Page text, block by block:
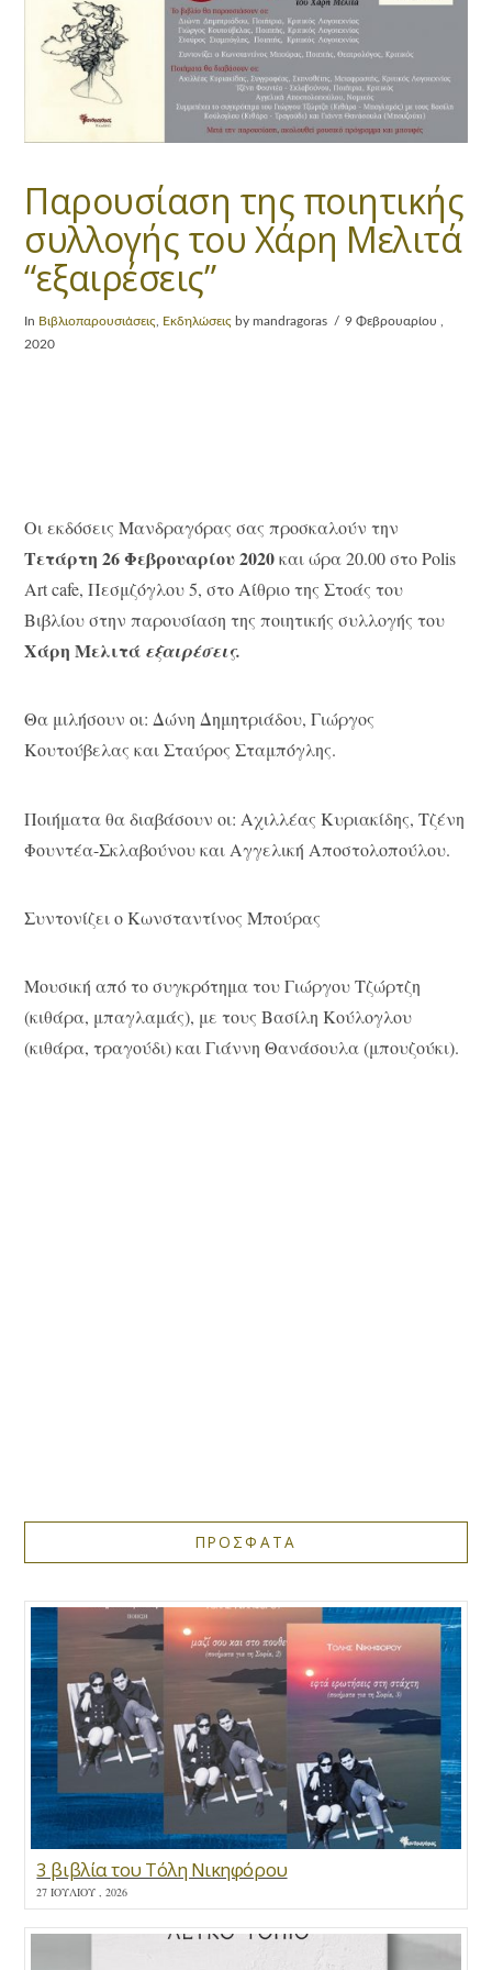
Παρουσίαση της ποιητικής
συλλογής του Χάρη Μελιτά
“εξαιρέσεις”
In Βιβλιοπαρουσιάσεις Εκδηλώσεις by mandragoras
9 Φεβρουαρίου ,
2020
Οι εκδόσεις Μανδραγόρας σας προσκαλούν την
Τετάρτη 26 Φεβρουαρίου 2020και ώρα 20.00 στο Polis
Art cafe, Πεσμζόγλου 5, στο Αίθριο της Στοάς του
Βιβλίου στην παρουσίαση της ποιητικής συλλογής του
Χάρη Μελιτά εξαιρέσεις.
Θα μιλήσουν οι: Δώνη Δημητριάδου, Γιώργος
Κουτούβελας και Σταύρος Σταμπόγλης.
Ποιήματα θα διαβάσουν οι: Αχιλλέας Κυριακίδης, Τζένη
Φουντέα-Σκλαβούνου και Αγγελική Αποστολοπούλου.
Συντονίζει ο Κωνσταντίνος Μπούρας
Μουσική από το συγκρότημα του Γιώργου Τζώρτζη
(κιθάρα, μπαγλαμάς), με τους Βασίλη Κούλογλου
(κιθάρα, τραγούδι) και Γιάννη Θανάσουλα (μπουζούκι).
ΠΡΟΣΦΑΤΑ
3 βιβλία του Τόλη Νικηφόρου
27 ΙΟΥΛΊΟΥ , 2026